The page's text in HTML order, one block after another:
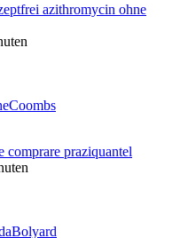
azithromycin ohne
comprare praziquantel